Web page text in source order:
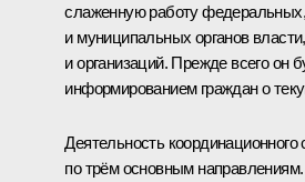
слаженную работу
и муниципальных органов
и организаций. Прежде всего он
информированием граждан о
Деятельность координационного
по трём основным